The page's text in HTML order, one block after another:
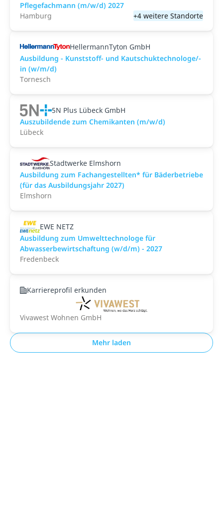
Pflegefachmann (m/w/d) 2027
Hamburg
+4 weitere Standorte
HellermannTyton GmbH
Ausbildung - Kunststoff- und Kautschuktechnologe/-
in (w/m/d)
Tornesch
5N Plus Lü­beck GmbH
Auszubildende zum Chemikanten (m/w/d)
Lübeck
Stadtwerke Elmshorn
Ausbildung zum Fachangestellten* für Bäderbetriebe
(für das Ausbildungsjahr 2027)
Elmshorn
EWE NETZ
Ausbildung zum Umwelttechnologe für
Abwasserbewirtschaftung (w/d/m) - 2027
Fredenbeck
Karriereprofil erkunden
Vivawest Wohnen GmbH
Mehr laden